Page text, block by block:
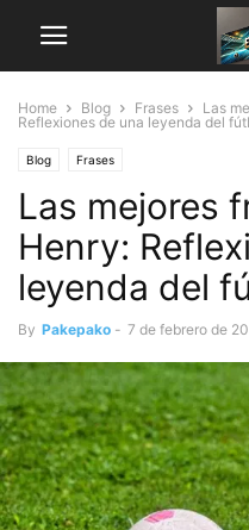
Home Blog Frases
Las
Reflexiones de una leyenda del
Blog Frases
Las mejores
Henry:
leyenda del
By Pakepako - 7 de febrero de